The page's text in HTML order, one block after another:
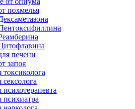
похмелья
печени
запоя
токсиколога
сексолога
психотерапевта
психиатра